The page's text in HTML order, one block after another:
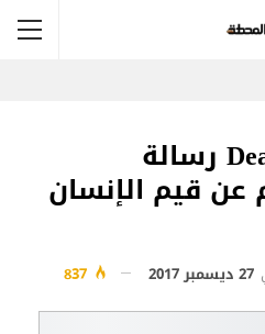
Dead Man’s Letters رسالة
عن قيم الإنسان
27 ديسمبر 2017